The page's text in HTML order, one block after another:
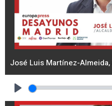
José Luis Martínez-
Play